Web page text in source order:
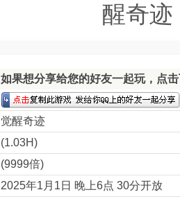
醒奇迹
如果想分享给您的好友一起玩，点
觉醒奇迹
(1.03H)
(9999倍)
2025年1月1日 晚上6点 30分开放